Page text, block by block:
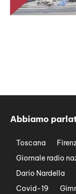
Abbiamo
Toscana
Giornale radio
Dario Nardella
Covid-19